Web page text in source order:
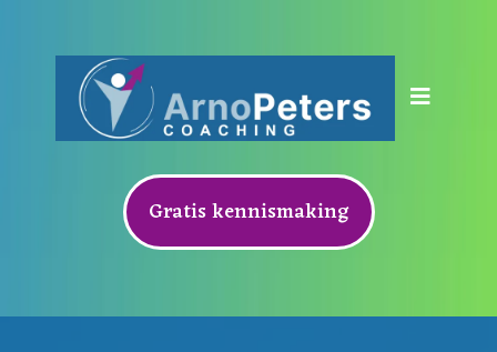
Gratis kennismaking